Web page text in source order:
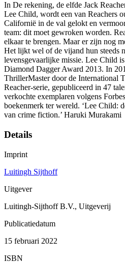
In De rekening, de elfde Jack
Lee Child, wordt een van Reachers
Californië in de val gelokt en
team: dit moet gewroken worden.
elkaar te brengen. Maar er zijn nog
Het lijkt wel of de vijand hun steeds
levensgevaarlijke missie. Lee Child
Diamond Dagger Award 2013. In
ThrillerMaster door de International
Reacher-serie, gepubliceerd in 47
verkochte exemplaren volgens
boekenmerk ter wereld. ‘Lee Child:
van crime fiction.’ Haruki Murakami
Details
Imprint
Luitingh Sijthoff
Uitgever
Luitingh-Sijthoff B.V., Uitgeverij
Publicatiedatum
15 februari 2022
ISBN